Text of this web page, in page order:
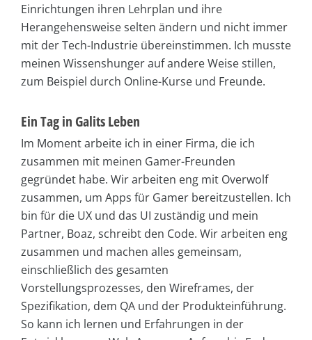
Einrichtungen ihren Lehrplan und ihre
Herangehensweise selten ändern und nicht immer
mit der Tech-Industrie übereinstimmen. Ich musste
meinen Wissenshunger auf andere Weise stillen,
zum Beispiel durch Online-Kurse und Freunde.
Ein Tag in Galits Leben
Im Moment arbeite ich in einer Firma, die ich
zusammen mit meinen Gamer-Freunden
gegründet habe. Wir arbeiten eng mit Overwolf
zusammen, um Apps für Gamer bereitzustellen. Ich
bin für die UX und das UI zuständig und mein
Partner, Boaz, schreibt den Code. Wir arbeiten eng
zusammen und machen alles gemeinsam,
einschließlich des gesamten
Vorstellungsprozesses, den Wireframes, der
Spezifikation, dem QA und der Produkteinführung.
So kann ich lernen und Erfahrungen in der